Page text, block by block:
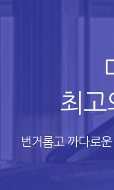
최고
번거롭고 까다로